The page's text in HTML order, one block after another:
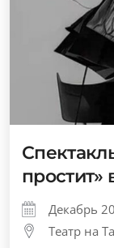
простит»
Декабрь
Театр на